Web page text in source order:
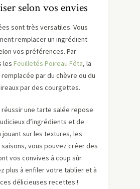
selon vos envies
sont très versatiles. Vous
remplacer un ingrédient
vos préférences. Par
les Feuilletés Poireau Fêta, la
par du chèvre ou du
par des courgettes.
réussir une tarte salée repose
d’ingrédients et de
jouant sur les textures, les
vous pouvez créer des
vos convives à coup sûr.
plus à enfiler votre tablier et à
délicieuses recettes !